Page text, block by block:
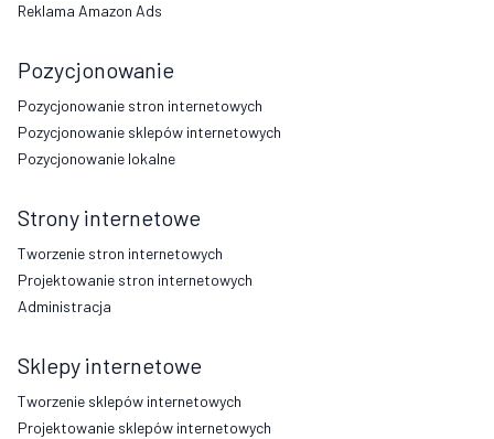
Reklama Amazon Ads
Pozycjonowanie
Pozycjonowanie stron internetowych
Pozycjonowanie sklepów internetowych
Pozycjonowanie lokalne
Strony internetowe
Tworzenie stron internetowych
Projektowanie stron internetowych
Administracja
Sklepy internetowe
Tworzenie sklepów internetowych
Projektowanie sklepów internetowych